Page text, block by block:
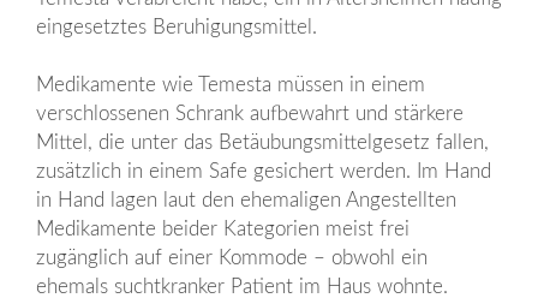
eingesetztes Beruhigungsmittel.
Medikamente wie Temesta müssen in einem
verschlossenen Schrank aufbewahrt und stärkere
Mittel, die unter das Betäubungsmittelgesetz fallen,
zusätzlich in einem Safe gesichert werden. Im Hand
in Hand lagen laut den ehemaligen Angestellten
Medikamente beider Kategorien meist frei
zugänglich auf einer Kommode – obwohl ein
ehemals suchtkranker Patient im Haus wohnte.